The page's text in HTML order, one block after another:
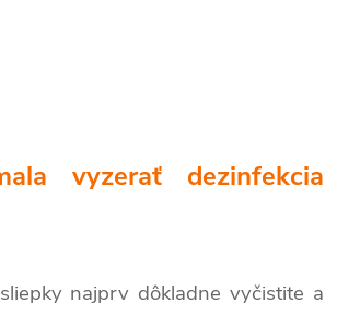
vyzerať dezinfekcia
najprv dôkladne vyčistite a